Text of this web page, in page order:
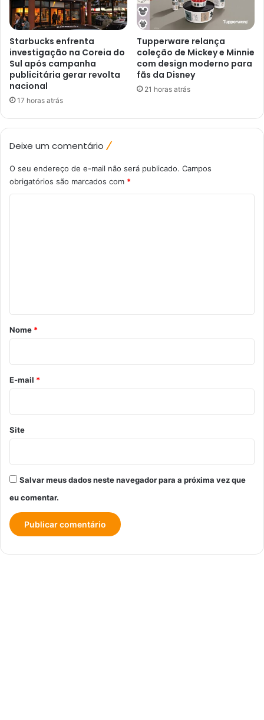
Starbucks enfrenta
investigação na Coreia do
Sul após campanha
publicitária gerar revolta
nacional
17 horas atrás
Tupperware relança
coleção de Mickey e Minnie
com design moderno para
fãs da Disney
21 horas atrás
Deixe um comentário
O seu endereço de e-mail não será publicado. Campos
obrigatórios são marcados com *
r
o
*
Nome *
E-mail *
Site
Salvar meus dados neste navegador para a próxima vez que
eu comentar.